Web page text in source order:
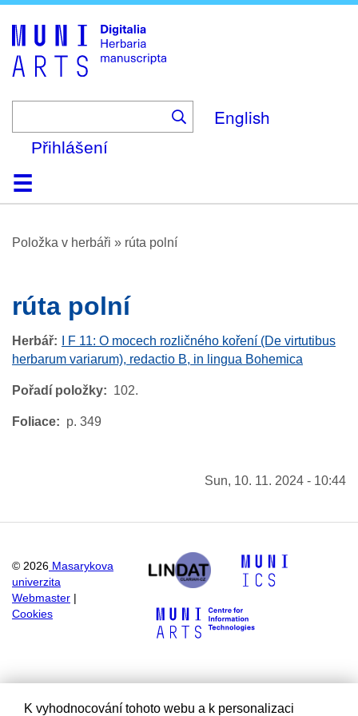
English
Přihlášení
DomůProhlížení
O platformě
Nápověda
KontaktDigitalia
Položka v herbáři » rúta polní
rúta polní
Herbář
I F 11: O mocech rozličného koření (De virtutibus
herbarum variarum), redactio B, in lingua Bohemica
Pořadí položky 102.
Foliace p. 349
Sun, 10. 11. 2024 - 10:44
© 2026 Masarykova
univerzita
Webmaster
Cookies
K vyhodnocování tohoto webu a k personalizaci